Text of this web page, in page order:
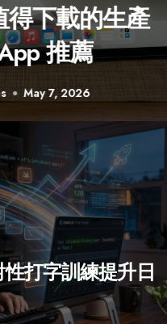
載的生產
薦
7, 2026
打字訓練提升日